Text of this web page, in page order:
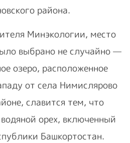
района.
Минэкологии, место
выбрано не случайно —
озеро, расположенное
от села Нимислярово
славится тем, что
орех, включенный
Башкортостан.